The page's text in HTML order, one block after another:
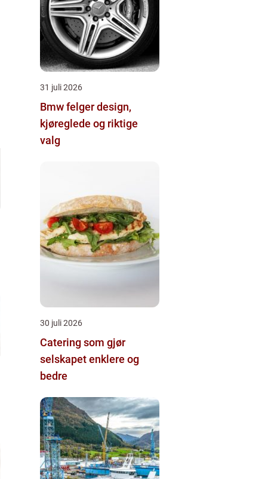
31 juli 2026
Bmw felger design,
kjøreglede og riktige
valg
30 juli 2026
Catering som gjør
selskapet enklere og
bedre